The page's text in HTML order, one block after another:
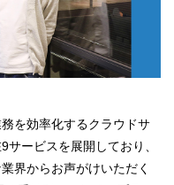
を効率化するクラウドサ
ービスを展開しており、
界からお声がけいただく